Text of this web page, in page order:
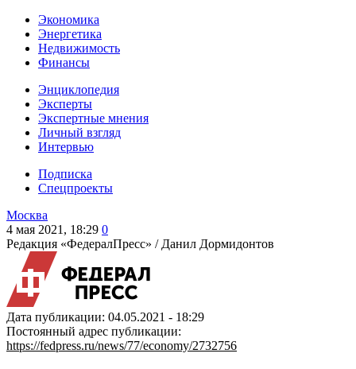
Экономика
Энергетика
Недвижимость
Финансы
Энциклопедия
Эксперты
Экспертные мнения
Личный взгляд
Интервью
Подписка
Спецпроекты
Москва
4 мая 2021, 18:29 0
Редакция «ФедералПресс» / Данил Дормидонтов
Дата публикации: 04.05.2021 - 18:29
Постоянный адрес публикации:
https://fedpress.ru/news/77/economy/2732756